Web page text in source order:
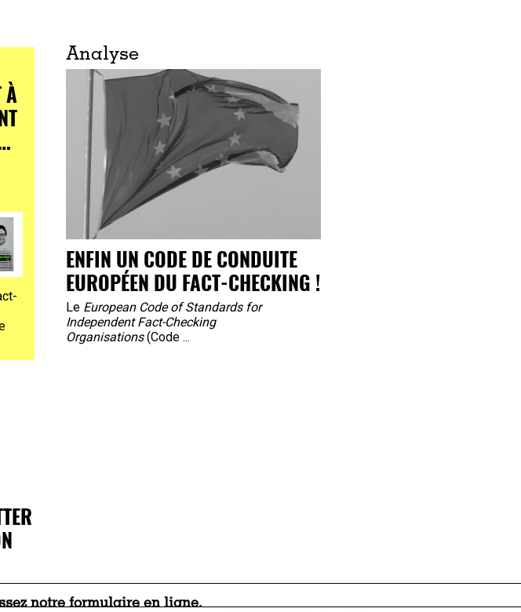
Analyse
ENFIN UN CODE DE CONDUITE
EUROPÉEN DU FACT-CHECKING !
Le European Code of Standards for
Independent Fact-Checking
Organisations (Code ...
À
notreformulaire en ligne.